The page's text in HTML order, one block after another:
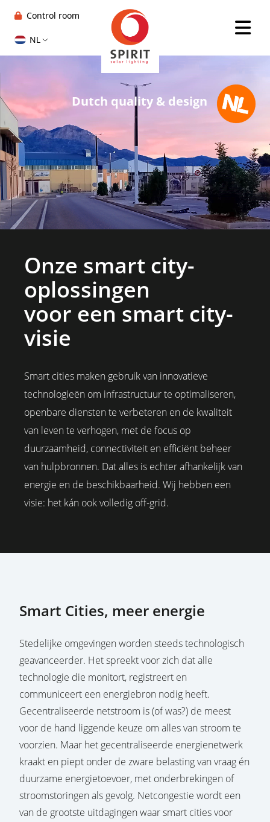
Control room
NL
Dutch quality & design
Onze smart city-
oplossingen
voor een smart city-
visie
Smart cities maken gebruik van innovatieve
technologieën om infrastructuur te optimaliseren,
openbare diensten te verbeteren en de kwaliteit
van leven te verhogen, met de focus op
duurzaamheid, connectiviteit en efficiënt beheer
van hulpbronnen. Dat alles is echter afhankelijk van
energie en de beschikbaarheid. Wij hebben een
visie: het kán ook volledig off-grid.
Smart Cities, meer energie
Stedelijke omgevingen worden steeds technologisch
geavanceerder. Het spreekt voor zich dat alle
technologie die monitort, registreert en
communiceert een energiebron nodig heeft.
Gecentraliseerde netstroom is (of was?) de meest
voor de hand liggende keuze om alles van stroom te
voorzien. Maar het gecentraliseerde energienetwerk
kraakt en piept onder de zware belasting van vraag én
duurzame energietoevoer, met onderbrekingen of
stroomstoringen als gevolg. Netcongestie wordt een
van de grootste uitdagingen waar smart cities voor